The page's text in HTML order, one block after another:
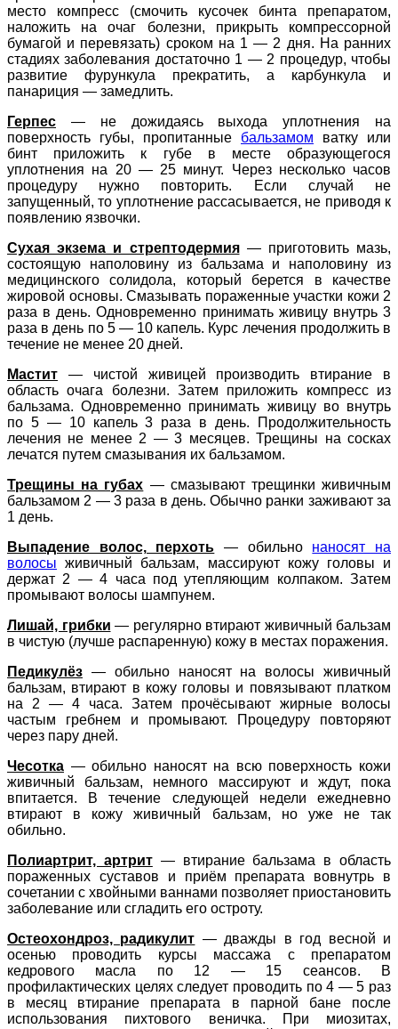
место компресс (смочить кусочек бинта препаратом,
наложить на очаг болезни, прикрыть компрессорной
бумагой и перевязать) сроком на 1 — 2 дня. На ранних
стадиях заболевания достаточно 1 — 2 процедур, чтобы
развитие фурункула прекратить, а карбункула и
панариция — замедлить.
Герпес
—
не дожидаясь выхода уплотнения на
поверхность губы, пропитанные бальзамом ватку или
бинт приложить к губе в месте образующегося
уплотнения на 20 — 25 минут. Через несколько часов
процедуру нужно повторить. Если случай не
запущенный, то уплотнение рассасывается, не приводя к
появлению язвочки.
Сухая экзема и стрептодермия — приготовить мазь,
состоящую наполовину из бальзама и наполовину из
медицинского солидола, который берется в качестве
жировой основы. Смазывать пораженные участки кожи 2
раза в день. Одновременно принимать живицу внутрь 3
раза в день по 5 — 10 капель. Курс лечения продолжить в
течение не менее 20 дней.
Мастит
— чистой живицей производить втирание в
область очага болезни. Затем приложить компресс из
бальзама. Одновременно принимать живицу во внутрь
по 5 — 10 капель 3 раза в день. Продолжительность
лечения не менее 2 — 3 месяцев. Трещины на сосках
лечатся путем смазывания их бальзамом.
Трещины на губах — смазывают трещинки живичным
бальзамом 2 — 3 раза в день. Обычно ранки заживают за
1 день.
Выпадение волос, перхоть
— обильно наносят на
волосы живичный бальзам, массируют кожу головы и
держат 2 — 4 часа под утепляющим колпаком. Затем
промывают волосы шампунем.
Лишай, грибки — регулярно втирают живичный бальзам
в чистую (лучше распаренную) кожу в местах поражения.
Педикулёз — обильно наносят на волосы живичный
бальзам, втирают в кожу головы и повязывают платком
на 2 — 4 часа. Затем прочёсывают жирные волосы
частым гребнем и промывают. Процедуру повторяют
через пару дней.
Чесотка — обильно наносят на всю поверхность кожи
живичный бальзам, немного массируют и ждут, пока
впитается. В течение следующей недели ежедневно
втирают в кожу живичный бальзам, но уже не так
обильно.
Полиартрит, артрит — втирание бальзама в область
пораженных суставов и приём препарата вовнутрь в
сочетании с хвойными ваннами позволяет приостановить
заболевание или сгладить его остроту.
Остеохондроз, радикулит — дважды в год весной и
осенью проводить курсы массажа с препаратом
кедрового масла по 12 — 15 сеансов. В
профилактических целях следует проводить по 4 — 5 раз
в месяц втирание препарата в парной бане после
использования пихтового веничка. При миозитах,